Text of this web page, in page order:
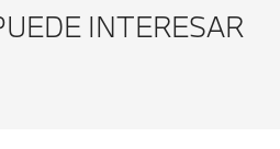
INTERESAR